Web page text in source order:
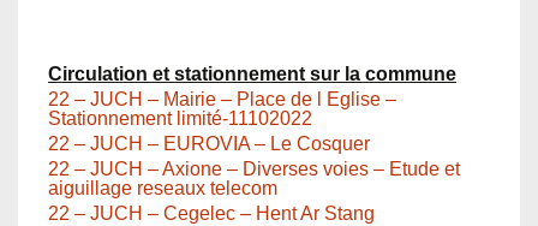
Circulation et stationnement sur la commune
22 – JUCH – Mairie – Place de l Eglise –
Stationnement limité-11102022
22 – JUCH – EUROVIA – Le Cosquer
22 – JUCH – Axione – Diverses voies – Etude et
aiguillage reseaux telecom
22 – JUCH – Cegelec – Hent Ar Stang